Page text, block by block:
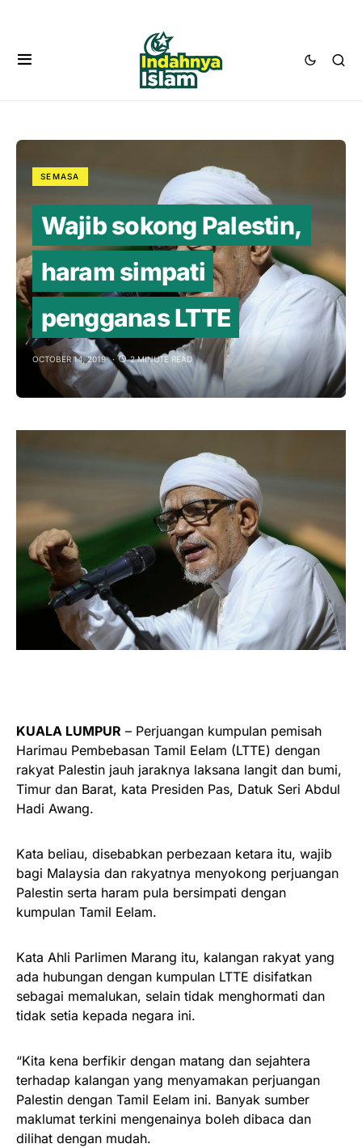
SEMASA
Wajib sokong Palestin,
haram simpati
pengganas LTTE
OCTOBER 14, 2019 2 MINUTE READ
KUALA LUMPUR – Perjuangan kumpulan pemisah
Harimau Pembebasan Tamil Eelam (LTTE) dengan
rakyat Palestin jauh jaraknya laksana langit dan bumi,
Timur dan Barat, kata Presiden Pas, Datuk Seri Abdul
Hadi Awang.
Kata beliau, disebabkan perbezaan ketara itu, wajib
bagi Malaysia dan rakyatnya menyokong perjuangan
Palestin serta haram pula bersimpati dengan
kumpulan Tamil Eelam.
Kata Ahli Parlimen Marang itu, kalangan rakyat yang
ada hubungan dengan kumpulan LTTE disifatkan
sebagai memalukan, selain tidak menghormati dan
tidak setia kepada negara ini.
“Kita kena berfikir dengan matang dan sejahtera
terhadap kalangan yang menyamakan perjuangan
Palestin dengan Tamil Eelam ini. Banyak sumber
maklumat terkini mengenainya boleh dibaca dan
dilihat dengan mudah.